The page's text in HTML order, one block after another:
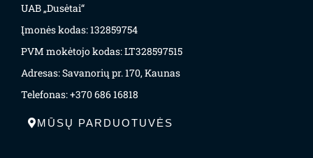
UAB „Dusėtai“
Įmonės kodas: 132859754
PVM mokėtojo kodas: LT328597515
Adresas: Savanorių pr. 170, Kaunas
Telefonas: +370 686 16818
MŪSŲ PARDUOTUVĖS